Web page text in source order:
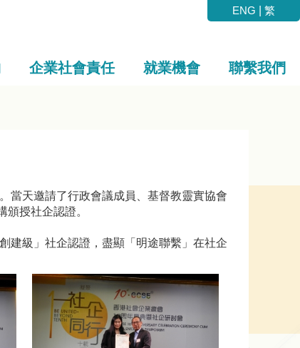
企業社會責任 就業機會 聯繫我們
ENG 繁
當天邀請了行政會議成員、基督教靈實協會
授社企認證。
建級」社企認證，盡顯「明途聯繫」在社企